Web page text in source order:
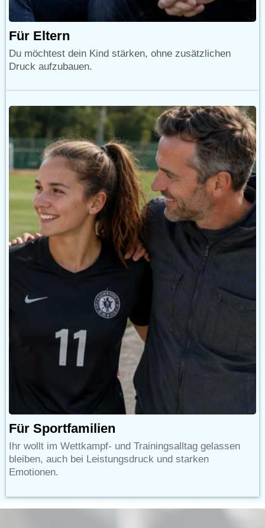
Für Eltern
Du möchtest dein Kind stärken, ohne zusätzlichen
Druck aufzubauen.
Für Sportfamilien
Ihr wollt im Wettkampf- und Trainingsalltag gelassen
bleiben, auch bei Leistungsdruck und starken
Emotionen.